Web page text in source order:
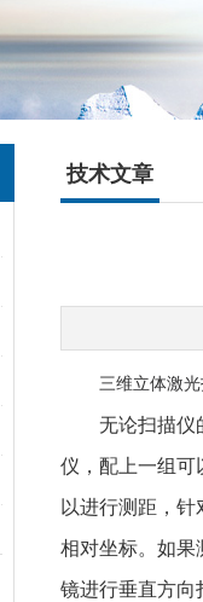
技术文章
三维立体激
无论扫描仪的
仪，配上一组可
以进行测距，
相对坐标。如果
镜进行垂直方向